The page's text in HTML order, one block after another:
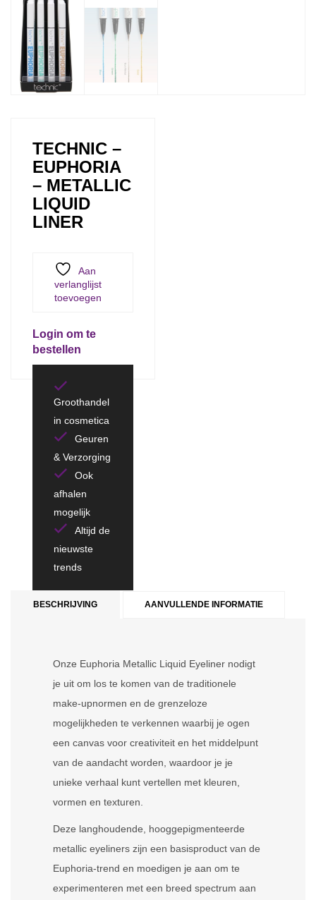
TECHNIC –
EUPHORIA
– METALLIC
LIQUID
LINER
Aan
verlanglijst
toevoegen
Login om te
bestellen
Groothandel
in cosmetica
Geuren
& Verzorging
Ook
afhalen
mogelijk
Altijd de
nieuwste
trends
BESCHRIJVING AANVULLENDE INFORMATIE
Onze Euphoria Metallic Liquid Eyeliner nodigt
je uit om los te komen van de traditionele
make-upnormen en de grenzeloze
mogelijkheden te verkennen waarbij je ogen
een canvas voor creativiteit en het middelpunt
van de aandacht worden, waardoor je je
unieke verhaal kunt vertellen met kleuren,
vormen en texturen.
Deze langhoudende, hooggepigmenteerde
metallic eyeliners zijn een basisproduct van de
Euphoria-trend en moedigen je aan om te
experimenteren met een breed spectrum aan